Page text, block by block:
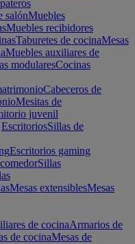
salónMuebles
Muebles recibidores
Taburetes de cocinaMesas
Muebles auxiliares de
modularesCocinas
Cabeceros de
Mesitas de
juvenil
EscritoriosSillas de
Escritorios gaming
Sillas
Mesas extensiblesMesas
de cocinaArmarios de
de cocinaMesas de